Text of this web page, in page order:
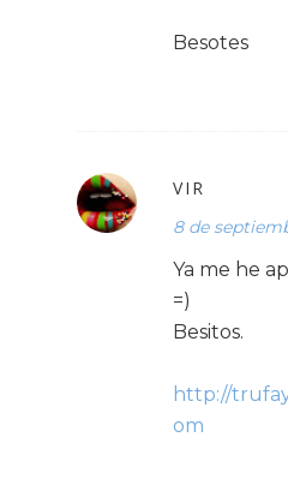
Besotes
VIR
8 de
Ya me he
=)
Besitos.
http://
om